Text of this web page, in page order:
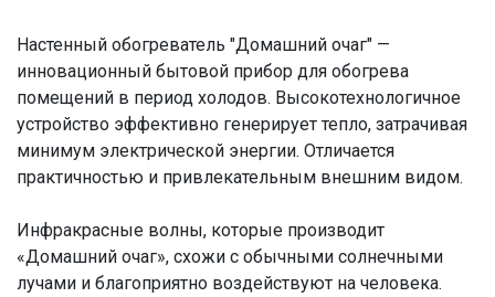
Настенный обогреватель "Домашний очаг" —
инновационный бытовой прибор для обогрева
помещений в период холодов. Высокотехнологичное
устройство эффективно генерирует тепло, затрачивая
минимум электрической энергии. Отличается
практичностью и привлекательным внешним видом.
Инфракрасные волны, которые производит
«Домашний очаг», схожи с обычными солнечными
лучами и благоприятно воздействуют на человека.